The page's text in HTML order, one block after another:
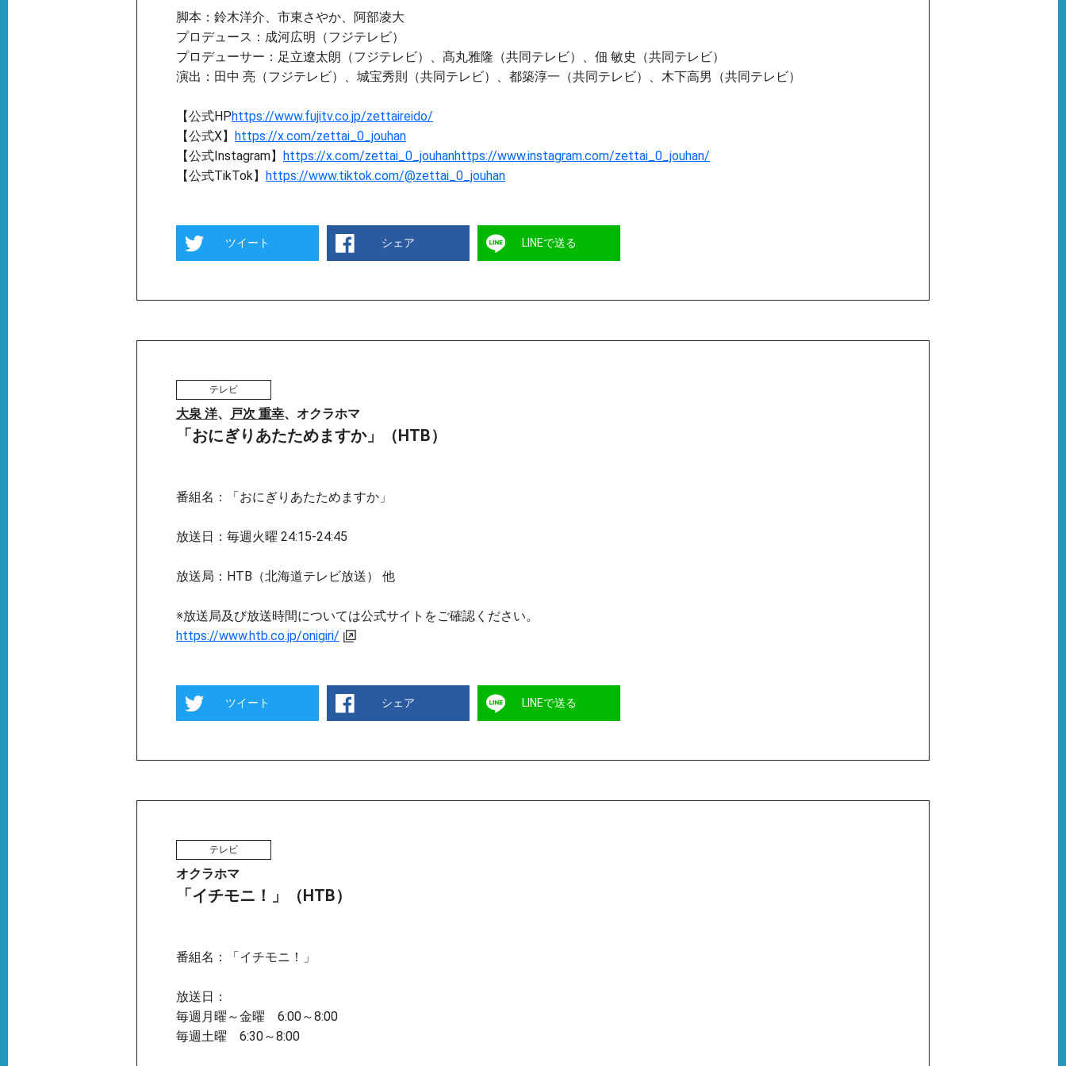
脚本：鈴木洋介、市東さやか、阿部凌大
プロデュース：成河広明（フジテレビ）
プロデューサー：足立遼太朗（フジテレビ）、髙丸雅隆（共同テレビ）、佃 敏史（共同テレビ）
演出：田中 亮（フジテレビ）、城宝秀則（共同テレビ）、都築淳一（共同テレビ）、木下高男（共同テレビ）
【公式HPhttps://www.fujitv.co.jp/zettaireido/
【公式X】 https://x.com/zettai_0_jouhan
【公式Instagram】 https://x.com/zettai_0_jouhanhttps://www.instagram.com/zettai_0_jouhan/
【公式TikTok】 https://www.tiktok.com/@zettai_0_jouhan
ツイート シェア LINEで送る
テレビ
大泉 洋、 戸次 重幸、オクラホマ
「おにぎりあたためますか」（HTB）
番組名：「おにぎりあたためますか」
放送日：毎週火曜 24:15-24:45
放送局：HTB（北海道テレビ放送） 他
※放送局及び放送時間については公式サイトをご確認ください。
https://www.htb.co.jp/onigiri/
ツイート シェア LINEで送る
テレビ
オクラホマ
「イチモニ！」（HTB）
番組名：「イチモニ！」
放送日：
毎週月曜～金曜 6:00～8:00
毎週土曜 6:30～8:00